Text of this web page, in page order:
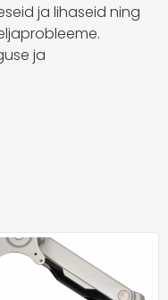
ja lihaseid ning
ja